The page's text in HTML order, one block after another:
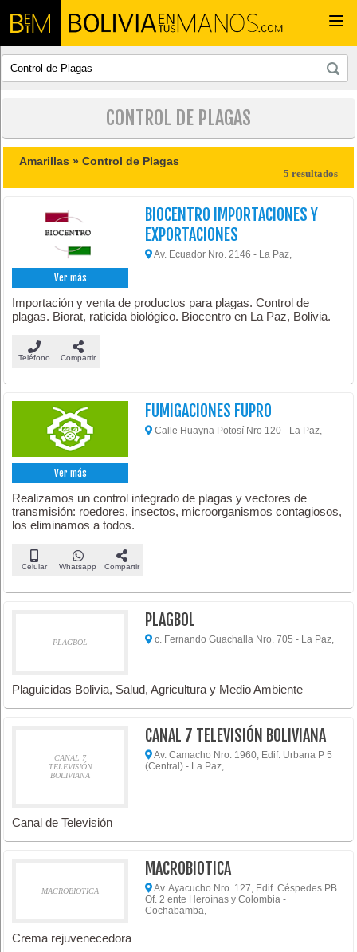
CONTROL DE PLAGAS
Amarillas »Control de Plagas
5 resultados
Ver más
BIOCENTRO IMPORTACIONES Y
EXPORTACIONES
Av. Ecuador Nro. 2146 - La Paz,
Importación y venta de productos para plagas. Control de
plagas. Biorat, raticida biológico. Biocentro en La Paz, Bolivia.
Teléfono Compartir
Ver más
FUMIGACIONES FUPRO
Calle Huayna Potosí Nro 120 - La Paz,
Realizamos un control integrado de plagas y vectores de
transmisión: roedores, insectos, microorganismos contagiosos,
los eliminamos a todos.
Celular Whatsapp Compartir
PLAGBOL
PLAGBOL
c. Fernando Guachalla Nro. 705 - La Paz,
Plaguicidas Bolivia, Salud, Agricultura y Medio Ambiente
CANAL 7
TELEVISIÓN
BOLIVIANA
CANAL 7 TELEVISIÓN BOLIVIANA
Av. Camacho Nro. 1960, Edif. Urbana P 5
(Central) - La Paz,
Canal de Televisión
MACROBIOTICA
MACROBIOTICA
Av. Ayacucho Nro. 127, Edif. Céspedes PB
Of. 2 ente Heroínas y Colombia -
Cochabamba,
Crema rejuvenecedora